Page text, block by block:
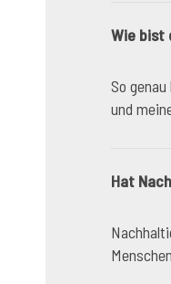
Wie bist
So
und
Hat